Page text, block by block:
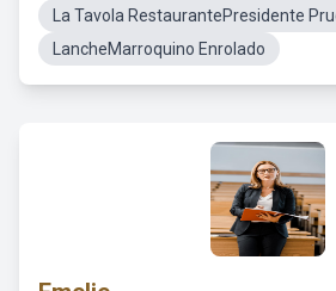
La Tavola RestaurantePresidente
LancheMarroquino Enrolado